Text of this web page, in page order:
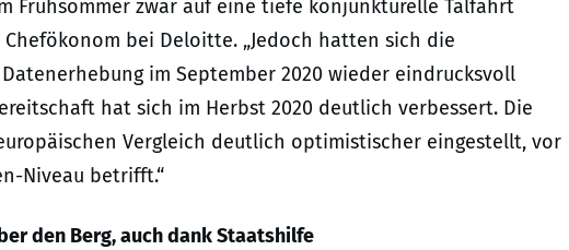
Frühsommer zwar auf eine tiefe konjunkturelle Talfahrt
bei Deloitte. „Jedoch hatten sich die
im September 2020 wieder eindrucksvoll
hat sich im Herbst 2020 deutlich verbessert. Die
Vergleich deutlich optimistischer eingestellt, vor
Niveau betrifft.“
den Berg, auch dank Staatshilfe